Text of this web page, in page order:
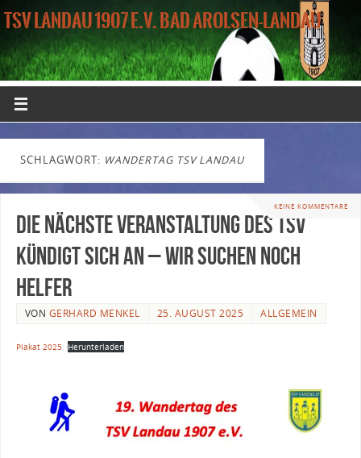
TSV LANDAU 1907 E.V. BAD AROLSEN-LANDAU
SCHLAGWORT: WANDERTAG TSV LANDAU
KEINE KOMMENTARE
Die nächste Veranstaltung des TSV
kündigt sich an – Wir suchen noch
Helfer
VON GERHARD MENKEL 25. AUGUST 2025 ALLGEMEIN
Plakat 2025 Herunterladen